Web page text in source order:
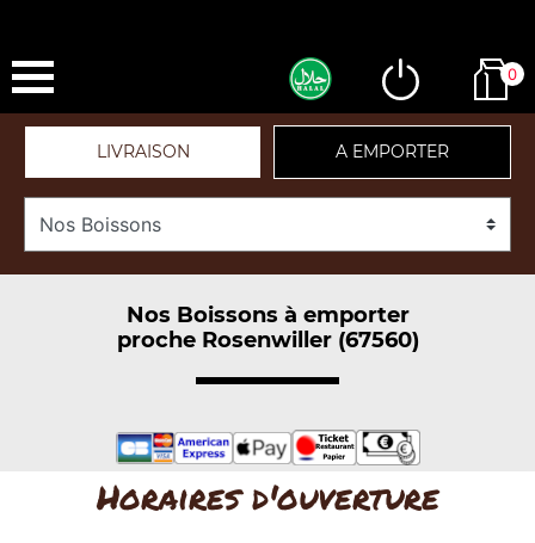
0
LIVRAISON A EMPORTER
Nos Boissons à emporter
proche Rosenwiller (67560)
Horaires d'ouverture